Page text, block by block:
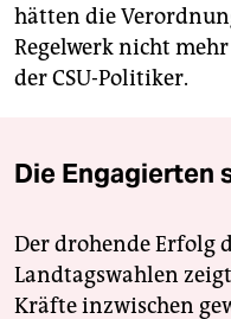
hätten die
Regelwerk nicht
der CSU-Politiker.
Die Engagierten
Der drohende Erfolg
Landtagswahlen
Kräfte inzwischen